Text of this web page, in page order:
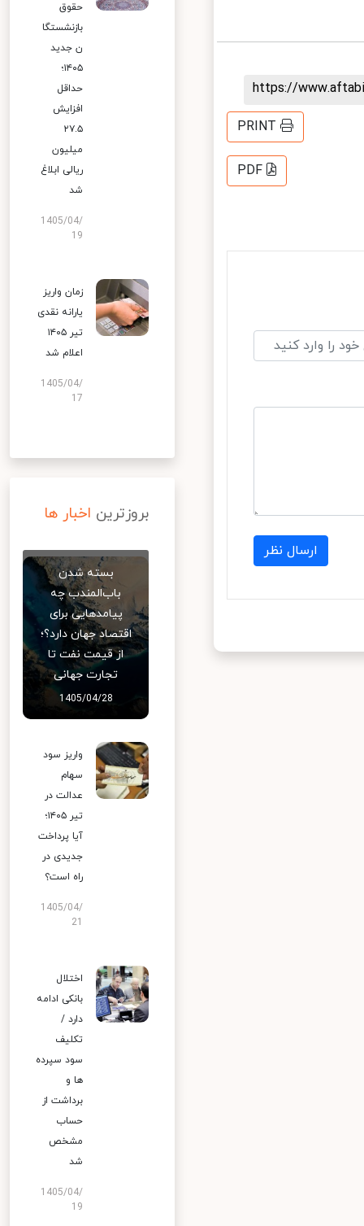
https://
PRINT
PDF
ارسال نظر
حقوق
بازنشستگا
ن جدید
۱۴۰۵؛
حداقل
افزایش
۲۷.۵
میلیون
ریالی ابلاغ
شد
1405/04/
19
زمان واریز
یارانه نقدی
تیر ۱۴۰۵
اعلام شد
1405/04/
17
بروزترین اخبار ها
بسته شدن
باب‌المندب چه
پیامدهایی برای
اقتصاد جهان دارد؟؛
از قیمت نفت تا
تجارت جهانی
1405/04/28
واریز سود
سهام
عدالت در
تیر ۱۴۰۵؛
آیا پرداخت
جدیدی در
راه است؟
1405/04/
اختلال
بانکی ادامه
دارد /
تکلیف
سود سپرده
ها و
برداشت از
حساب
مشخص
شد
1405/04/
19